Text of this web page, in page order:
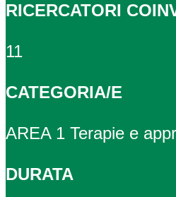
RICERCATORI
11
CATEGORIA/E
AREA 1 Terapie e
DURATA